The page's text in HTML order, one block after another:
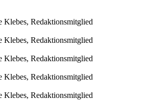
Klebes, Redaktionsmitglied
Klebes, Redaktionsmitglied
Klebes, Redaktionsmitglied
Klebes, Redaktionsmitglied
Klebes, Redaktionsmitglied